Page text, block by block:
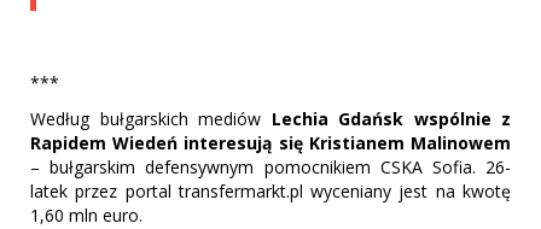
***
Według bułgarskich mediów Lechia Gdańsk wspólnie z
Rapidem Wiedeń interesują się Kristianem Malinowem
– bułgarskim defensywnym pomocnikiem CSKA Sofia. 26-
latek przez portal transfermarkt.pl wyceniany jest na kwotę
1,60 mln euro.